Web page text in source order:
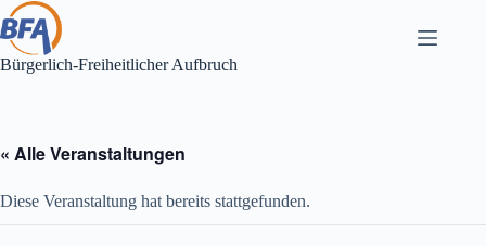
Zum
Inhalt
springen
Bürgerlich-Freiheitlicher Aufbruch
« Alle Veranstaltungen
Diese Veranstaltung hat bereits stattgefunden.